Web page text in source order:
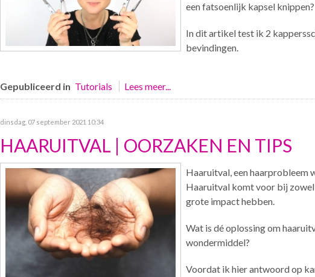
een fatsoenlijk kapsel knippen?
In dit artikel test ik 2
bevindingen.
Gepubliceerd in Tutorials Lees meer...
dinsdag, 07 september 2021 10:34
HAARUITVAL | OORZAKEN EN TIPS
Haaruitval, een haarprobleem
Haaruitval komt voor bij zowel
grote impact hebben.
Wat is dé oplossing om
wondermiddel?
Voordat ik hier antwoord op